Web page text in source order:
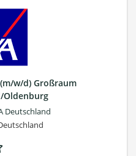
w/d) Großraum
Oldenburg
Deutschland